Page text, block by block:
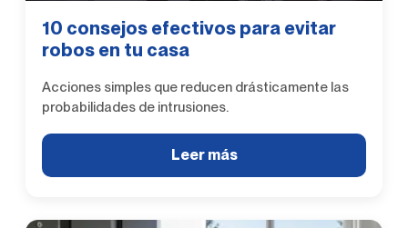
10 consejos efectivos para evitar
robos en tu casa
Acciones simples que reducen drásticamente las
probabilidades de intrusiones.
Leer más